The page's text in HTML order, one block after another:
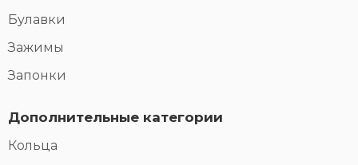
Булавки
Зажимы
Запонки
Дополнительные категории
Кольца